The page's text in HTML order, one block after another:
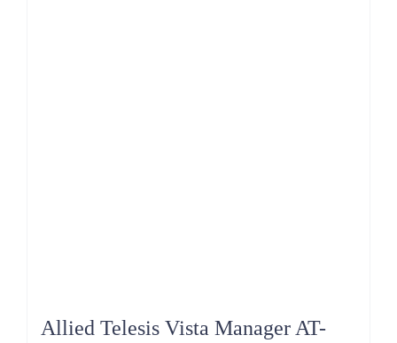
Allied Telesis Vista Manager AT-